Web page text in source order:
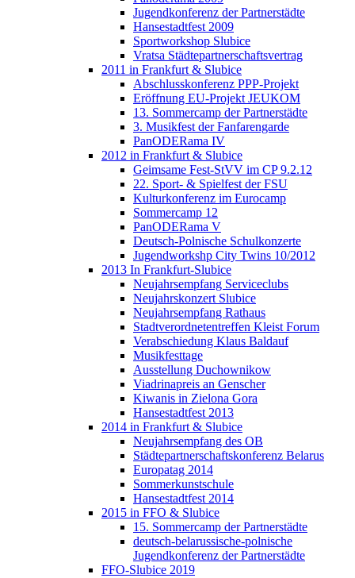
Jugendkonferenz der Partnerstädte
Hansestadtfest 2009
Sportworkshop Slubice
Vratsa Städtepartnerschaftsvertrag
2011 in Frankfurt & Slubice
Abschlusskonferenz PPP-Projekt
Eröffnung EU-Projekt JEUKOM
13. Sommercamp der Partnerstädte
3. Musikfest der Fanfarengarde
PanODERama IV
2012 in Frankfurt & Slubice
Geimsame Fest-StVV im CP 9.2.12
22. Sport- & Spielfest der FSU
Kulturkonferenz im Eurocamp
Sommercamp 12
PanODERama V
Deutsch-Polnische Schulkonzerte
Jugendworkshp City Twins 10/2012
2013 In Frankfurt-Slubice
Neujahrsempfang Serviceclubs
Neujahrskonzert Slubice
Neujahrsempfang Rathaus
Stadtverordnetentreffen Kleist Forum
Verabschiedung Klaus Baldauf
Musikfesttage
Ausstellung Duchownikow
Viadrinapreis an Genscher
Kiwanis in Zielona Gora
Hansestadtfest 2013
2014 in Frankfurt & Slubice
Neujahrsempfang des OB
Städtepartnerschaftskonferenz Belarus
Europatag 2014
Sommerkunstschule
Hansestadtfest 2014
2015 in FFO & Slubice
15. Sommercamp der Partnerstädte
deutsch-belarussische-polnische
Jugendkonferenz der Partnerstädte
FFO-Slubice 2019